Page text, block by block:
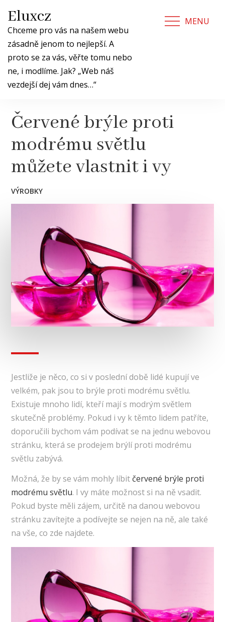
content
Eluxcz
Chceme pro vás na našem webu
zásadně jenom to nejlepší. A
proto se za vás, věřte tomu nebo
ne, i modlíme. Jak? „Web náš
vezdejší dej vám dnes…“
MENU
Červené brýle proti
modrému světlu
můžete vlastnit i vy
VÝROBKY
Jestliže je něco, co si v poslední době lidé kupují ve
velkém, pak jsou to brýle proti modrému světlu.
Existuje mnoho lidí, kteří mají s modrým světlem
skutečně problémy. Pokud i vy k těmto lidem patříte,
doporučili bychom vám podívat se na jednu webovou
stránku, která se prodejem brýlí proti modrému
světlu zabývá.
Možná, že by se vám mohly líbit červené brýle proti
modrému světlu. I vy máte možnost si na ně vsadit.
Pokud byste měli zájem, určitě na danou webovou
stránku zavítejte a podívejte se nejen na ně, ale také
na vše, co zde najdete.